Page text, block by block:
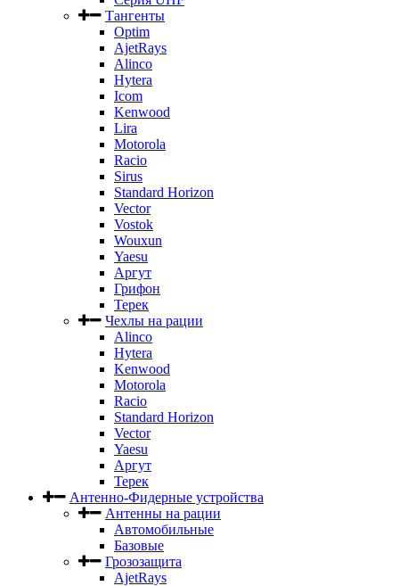
Тангенты
Optim
AjetRays
Alinco
Hytera
Icom
Kenwood
Lira
Motorola
Racio
Sirus
Standard Horizon
Vector
Vostok
Wouxun
Yaesu
Аргут
Грифон
Терек
Чехлы на рации
Alinco
Hytera
Kenwood
Motorola
Racio
Standard Horizon
Vector
Yaesu
Аргут
Терек
Антенно-Фидерные устройства
Антенны на рации
Автомобильные
Базовые
Грозозащита
AjetRays